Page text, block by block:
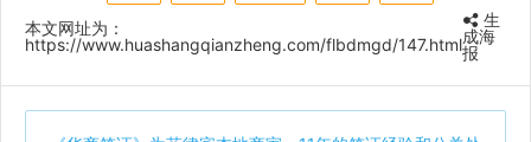
本文网址为：
https://www.huashangqianzheng.com/flbdmgd/147.html
生
成海
报